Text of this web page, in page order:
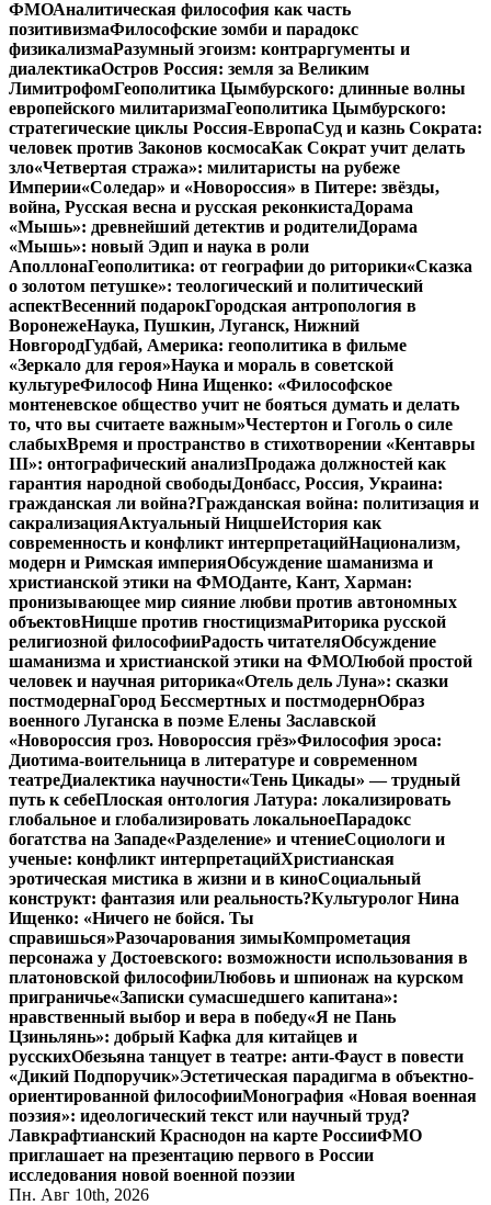
ФМОАналитическая философия как часть
позитивизмаФилософские зомби и парадокс
физикализмаРазумный эгоизм: контраргументы и
диалектикаОстров Россия: земля за Великим
ЛимитрофомГеополитика Цымбурского: длинные волны
европейского милитаризмаГеополитика Цымбурского:
стратегические циклы Россия-ЕвропаСуд и казнь Сократа:
человек против Законов космосаКак Сократ учит делать
зло«Четвертая стража»: милитаристы на рубеже
Империи«Соледар» и «Новороссия» в Питере: звёзды,
война, Русская весна и русская реконкистаДорама
«Мышь»: древнейший детектив и родителиДорама
«Мышь»: новый Эдип и наука в роли
АполлонаГеополитика: от географии до риторики«Сказка
о золотом петушке»: теологический и политический
аспектВесенний подарокГородская антропология в
ВоронежеНаука, Пушкин, Луганск, Нижний
НовгородГудбай, Америка: геополитика в фильме
«Зеркало для героя»Наука и мораль в советской
культуреФилософ Нина Ищенко: «Философское
монтеневское общество учит не бояться думать и делать
то, что вы считаете важным»Честертон и Гоголь о силе
слабыхВремя и пространство в стихотворении «Кентавры
III»: онтографический анализПродажа должностей как
гарантия народной свободыДонбасс, Россия, Украина:
гражданская ли война?Гражданская война: политизация и
сакрализацияАктуальный НицшеИстория как
современность и конфликт интерпретацийНационализм,
модерн и Римская империяОбсуждение шаманизма и
христианской этики на ФМОДанте, Кант, Харман:
пронизывающее мир сияние любви против автономных
объектовНицше против гностицизмаРиторика русской
религиозной философииРадость читателяОбсуждение
шаманизма и христианской этики на ФМОЛюбой простой
человек и научная риторика«Отель дель Луна»: сказки
постмодернаГород Бессмертных и постмодернОбраз
военного Луганска в поэме Елены Заславской
«Новороссия гроз. Новороссия грёз»Философия эроса:
Диотима-воительница в литературе и современном
театреДиалектика научности«Тень Цикады» — трудный
путь к себеПлоская онтология Латура: локализировать
глобальное и глобализировать локальноеПарадокс
богатства на Западе«Разделение» и чтениеСоциологи и
ученые: конфликт интерпретацийХристианская
эротическая мистика в жизни и в киноСоциальный
конструкт: фантазия или реальность?Культуролог Нина
Ищенко: «Ничего не бойся. Ты
справишься»Разочарования зимыКомпрометация
персонажа у Достоевского: возможности использования в
платоновской философииЛюбовь и шпионаж на курском
приграничье«Записки сумасшедшего капитана»:
нравственный выбор и вера в победу«Я не Пань
Цзиньлянь»: добрый Кафка для китайцев и
русскихОбезьяна танцует в театре: анти-Фауст в повести
«Дикий Подпоручик»Эстетическая парадигма в объектно-
ориентированной философииМонография «Новая военная
поэзия»: идеологический текст или научный труд?
Лавкрафтианский Краснодон на карте РоссииФМО
приглашает на презентацию первого в России
исследования новой военной поэзии
Пн. Авг 10th, 2026